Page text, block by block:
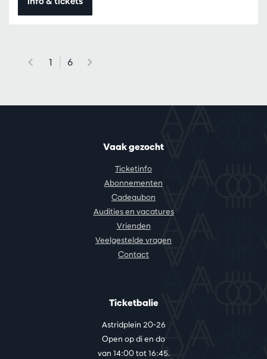
1 6
Vaak gezocht
Ticketinfo
Abonnementen
Cadeaubon
Audities en vacatures
Vrienden
Veelgestelde vragen
Contact
Ticketbalie
Astridplein 20-26
Open op di en do
van 14:00 tot 16:45.